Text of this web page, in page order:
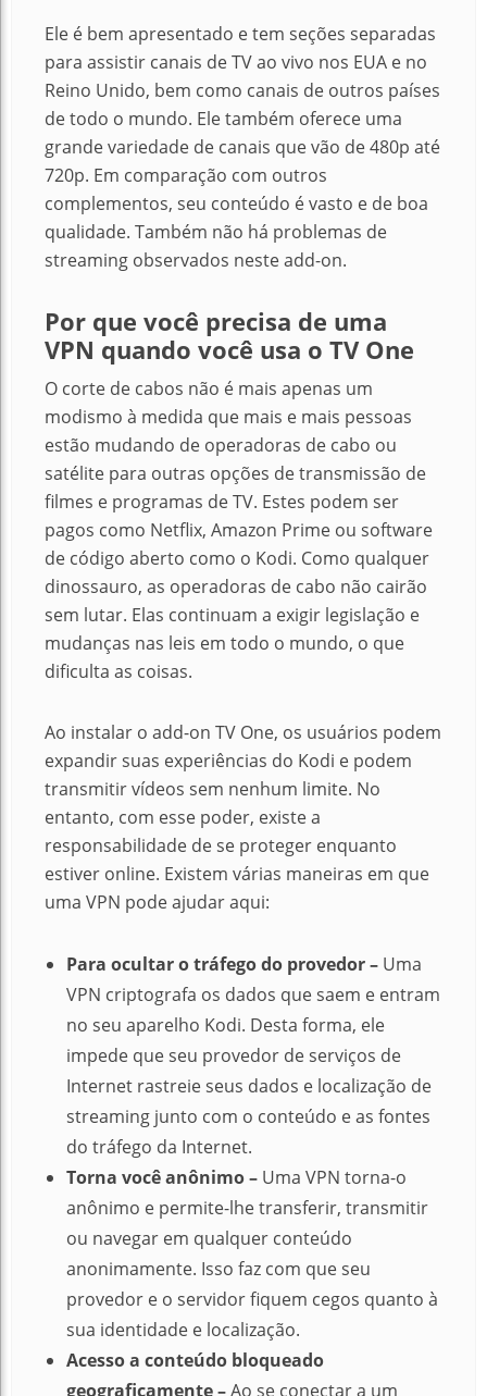
Ele é bem apresentado e tem seções separadas
para assistir canais de TV ao vivo nos EUA e no
Reino Unido, bem como canais de outros países
de todo o mundo. Ele também oferece uma
grande variedade de canais que vão de 480p até
720p. Em comparação com outros
complementos, seu conteúdo é vasto e de boa
qualidade. Também não há problemas de
streaming observados neste add-on.
Por que você precisa de uma
VPN quando você usa o TV One
O corte de cabos não é mais apenas um
modismo à medida que mais e mais pessoas
estão mudando de operadoras de cabo ou
satélite para outras opções de transmissão de
filmes e programas de TV. Estes podem ser
pagos como Netflix, Amazon Prime ou software
de código aberto como o Kodi. Como qualquer
dinossauro, as operadoras de cabo não cairão
sem lutar. Elas continuam a exigir legislação e
mudanças nas leis em todo o mundo, o que
dificulta as coisas.
Ao instalar o add-on TV One, os usuários podem
expandir suas experiências do Kodi e podem
transmitir vídeos sem nenhum limite. No
entanto, com esse poder, existe a
responsabilidade de se proteger enquanto
estiver online. Existem várias maneiras em que
uma VPN pode ajudar aqui:
Para ocultar o tráfego do provedor – Uma
VPN criptografa os dados que saem e entram
no seu aparelho Kodi. Desta forma, ele
impede que seu provedor de serviços de
Internet rastreie seus dados e localização de
streaming junto com o conteúdo e as fontes
do tráfego da Internet.
Torna você anônimo – Uma VPN torna-o
anônimo e permite-lhe transferir, transmitir
ou navegar em qualquer conteúdo
anonimamente. Isso faz com que seu
provedor e o servidor fiquem cegos quanto à
sua identidade e localização.
Acesso a conteúdo bloqueado
geograficamente –Ao se conectar a um